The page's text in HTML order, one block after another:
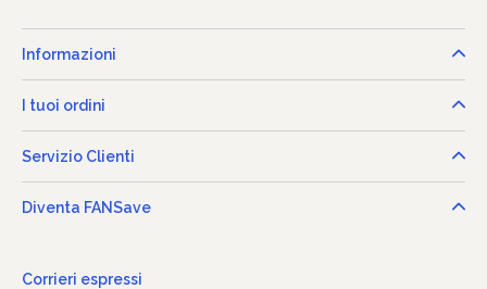
Informazioni
I tuoi ordini
Servizio Clienti
Diventa FANSave
Corrieri espressi